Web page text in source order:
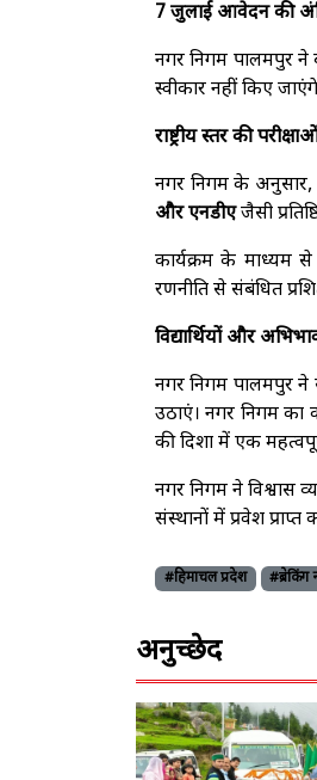
7 जुलाई आवेदन की
नगर निगम पालमपुर ने
स्वीकार नहीं किए
राष्ट्रीय स्तर की
नगर निगम के अनुसार,
और एनडीएजैसी
कार्यक्रम के माध्यम से
रणनीति से संबंधित
विद्यार्थियों और
नगर निगम पालमपुर
उठाएं। नगर निगम का
की दिशा में एक
नगर निगम ने विश्वास
संस्थानों में प्रवेश
#हिमाचल प्रदेश #ब्रेकिंग
अनुच्छेद